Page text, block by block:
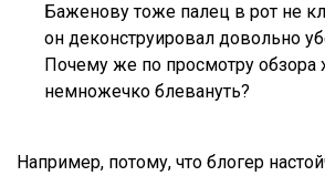
Баженову тоже палец в рот не
он деконструировал довольно
Почему же по просмотру обзора
немножечко блевануть?
Например, потому, что блогер